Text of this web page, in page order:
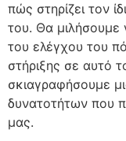
πώς στηρίζει τον
του. Θα μιλήσουμε
του ελέγχου του
στήριξης σε αυτό
σκιαγραφήσουμε
δυνατοτήτων που
μας.